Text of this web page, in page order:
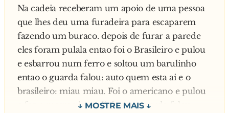
french."
22. GOOD: Bolinha de vidro, birosca. Ex.: "Ele
gosta de jogar bolinha de good."
23. HAIR: Uma das marchas de um veíc**...
automotor. Ex.: "Ele engatou a hair."
24. HAND: Render. Ex.: "Voce se hand?"
25. HOST: Face. Ex: "Estou com uma espinha
Na cadeia receberam um apoio de uma pessoa
que lhes deu uma furadeira para escaparem
fazendo um buraco. depois de furar a parede
eles foram pulala entao foi o Brasileiro e pulou
e esbarrou num ferro e soltou um barulinho
entao o guarda falou: auto quem esta ai e o
brasileiro: miau miau. Foi o americano e pulou
e fez o mesmo baerulinho e o guarda falou: